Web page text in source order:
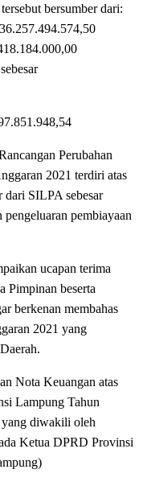
bersumber dari:
Perubahan
2021 terdiri atas
dari SILPA sebesar
pembiayaan
ucapan terima
Pimpinan beserta
berkenan membahas
2021 yang
Nota Keuangan atas
Lampung Tahun
diwakili oleh
Ketua DPRD Provinsi